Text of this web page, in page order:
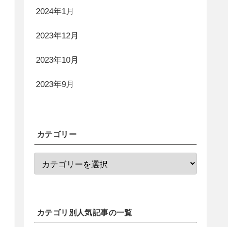
2024年1月
2023年12月
2023年10月
2023年9月
カテゴリー
カテゴリ別人気記事の一覧